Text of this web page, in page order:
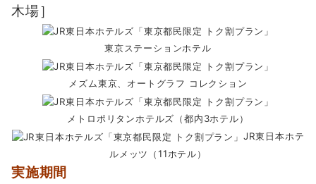
木場］
東京ステーションホテル
メズム東京、オートグラフ コレクション
メトロポリタンホテルズ（都内3ホテル）
JR東日本ホテ
ルメッツ（11ホテル）
実施期間